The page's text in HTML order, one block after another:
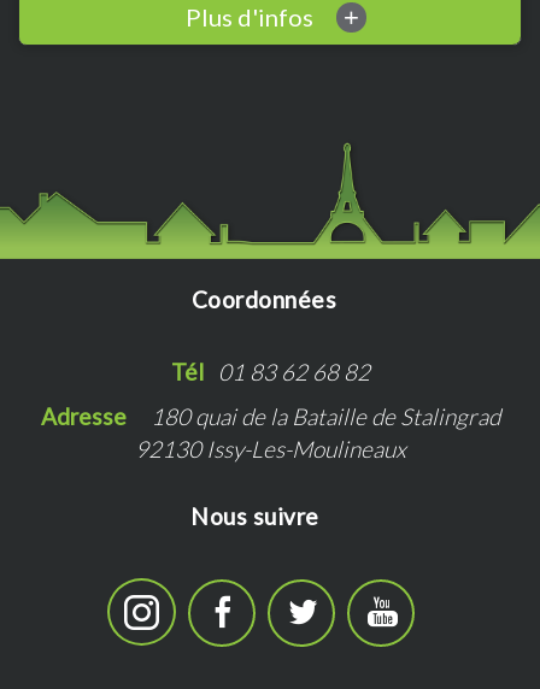
Plus d'infos +
Coordonnées
Tél
01 83 62 68 82
Adresse
180 quai de la Bataille de Stalingrad
92130 Issy-Les-Moulineaux
Nous suivre